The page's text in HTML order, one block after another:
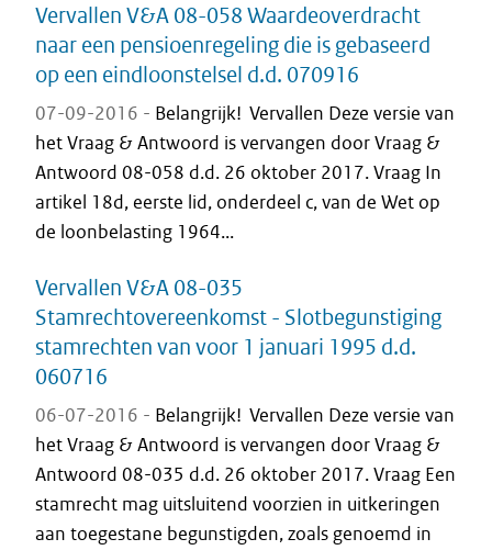
Vervallen V&A 08-058 Waardeoverdracht
naar een pensioenregeling die is gebaseerd
op een eindloonstelsel d.d. 070916
07-09-2016 - Belangrijk! Vervallen Deze versie van
het Vraag & Antwoord is vervangen door Vraag &
Antwoord 08-058 d.d. 26 oktober 2017. Vraag In
artikel 18d, eerste lid, onderdeel c, van de Wet op
de loonbelasting 1964...
Vervallen V&A 08-035
Stamrechtovereenkomst - Slotbegunstiging
stamrechten van voor 1 januari 1995 d.d.
060716
06-07-2016 - Belangrijk! Vervallen Deze versie van
het Vraag & Antwoord is vervangen door Vraag &
Antwoord 08-035 d.d. 26 oktober 2017. Vraag Een
stamrecht mag uitsluitend voorzien in uitkeringen
aan toegestane begunstigden, zoals genoemd in